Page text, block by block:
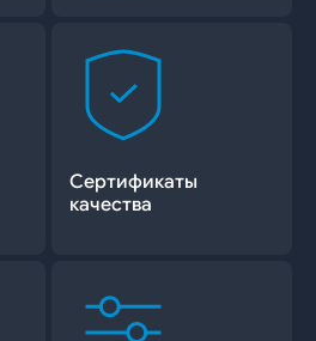
Сертификаты
качества